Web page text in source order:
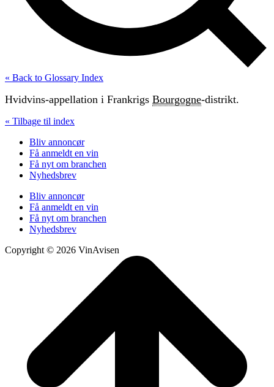
« Back to Glossary Index
Hvidvins-appellation i Frankrigs Bourgogne-distrikt.
« Tilbage til index
Bliv annoncør
Få anmeldt en vin
Få nyt om branchen
Nyhedsbrev
Bliv annoncør
Få anmeldt en vin
Få nyt om branchen
Nyhedsbrev
Copyright © 2026 VinAvisen